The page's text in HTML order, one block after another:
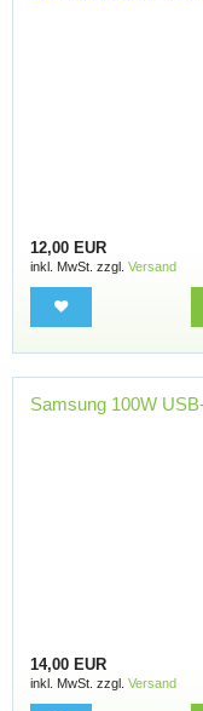
12,00 EUR
inkl. MwSt. zzgl. Versand
Samsung 100W
14,00 EUR
inkl. MwSt. zzgl. Versand